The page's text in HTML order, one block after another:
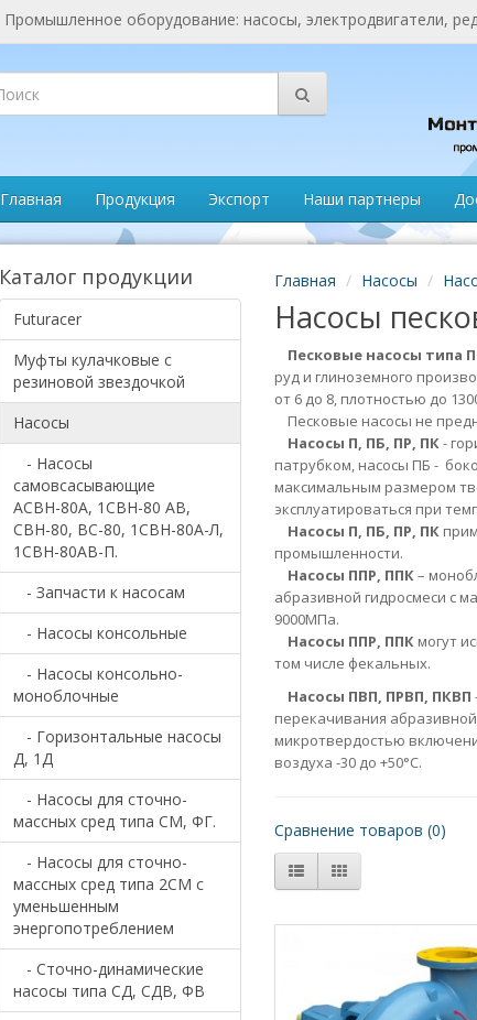
Промышленное оборудование: насосы, электродвигатели,
Главная Продукция Экспорт Наши партнеры
Каталог продукции
Futuracer
Муфты кулачковые с
резиновой звездочкой
Насосы
- Насосы
самовсасывающие
АСВН-80А, 1СВН-80 АВ,
СВН-80, ВС-80, 1СВН-80А-Л,
1СВН-80АВ-П.
- Запчасти к насосам
- Насосы консольные
- Насосы консольно-
моноблочные
- Горизонтальные насосы
Д, 1Д
- Насосы для сточно-
массных сред типа СМ, ФГ.
- Насосы для сточно-
массных сред типа 2СМ c
уменьшенным
энергопотреблением
- Сточно-динамические
насосы типа СД, СДB, ФВ
Главная Насосы
Насосы
Песковые насосы типа П
руд и глиноземного
от 6 до 8, плотностью до
Песковые насосы не
Насосы П, ПБ, ПР, ПК-
патрубком, насосы ПБ -
максимальным размером
эксплуатироваться при
Насосы П, ПБ, ПР, ПК
промышленности.
Насосы ППР, ППК–
абразивной гидросмеси с
9000МПа.
Насосы ППР, ППК могут
том числе фекальных.
Насосы ПВП, ПРВП, ПКВП
перекачивания
микротвердостью
воздуха -30 до +50°С.
Сравнение товаров (0)